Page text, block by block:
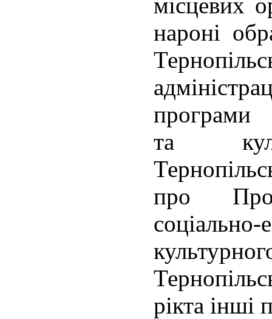
нароні
програми
та
про
рікта інші